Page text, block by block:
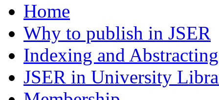
Home
Why to publish in JSER
Indexing and Abstracting
JSER in University